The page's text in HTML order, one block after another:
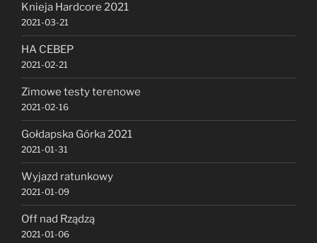
Knieja Hardcore 2021
2021-03-21
HA CEBEP
2021-02-21
Zimowe testy terenowe
2021-02-16
Gołdapska Górka 2021
2021-01-31
Wyjazd ratunkowy
2021-01-09
Off nad Rządzą
2021-01-06